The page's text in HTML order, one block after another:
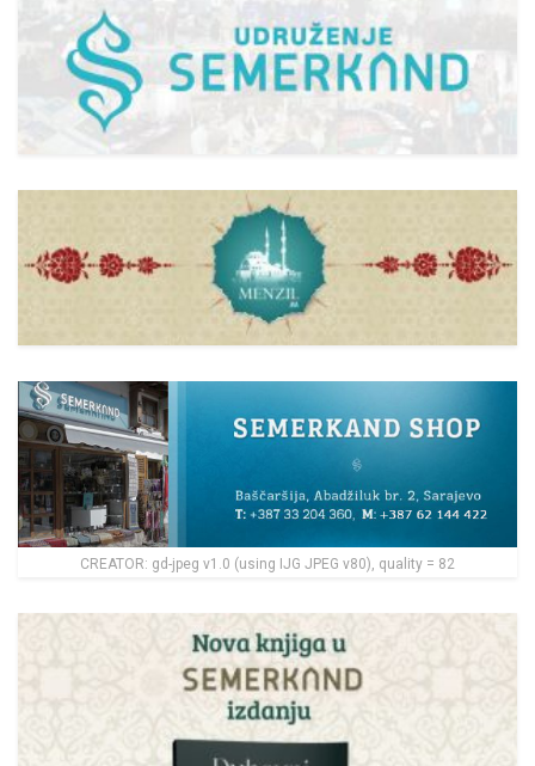
CREATOR: gd-jpeg v1.0 (using IJG JPEG v80), quality = 82